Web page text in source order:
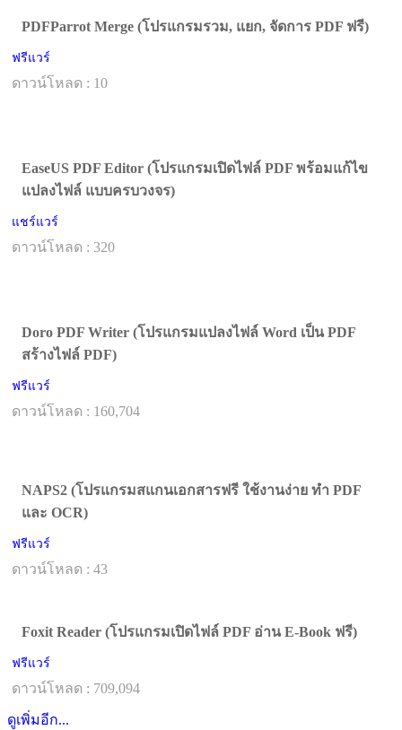
PDFParrot Merge (โปรแกรมรวม, แยก, จัดการ PDF ฟรี)
ฟรีแวร์
ดาวน์โหลด : 10
EaseUS PDF Editor (โปรแกรมเปิดไฟล์ PDF พร้อมแก้ไข
แปลงไฟล์ แบบครบวงจร)
แชร์แวร์
ดาวน์โหลด : 320
Doro PDF Writer (โปรแกรมแปลงไฟล์ Word เป็น PDF
สร้างไฟล์ PDF)
ฟรีแวร์
ดาวน์โหลด : 160,704
NAPS2 (โปรแกรมสแกนเอกสารฟรี ใช้งานง่าย ทำ PDF
และ OCR)
ฟรีแวร์
ดาวน์โหลด : 43
Foxit Reader (โปรแกรมเปิดไฟล์ PDF อ่าน E-Book ฟรี)
ฟรีแวร์
ดาวน์โหลด : 709,094
ดูเพิ่มอีก...